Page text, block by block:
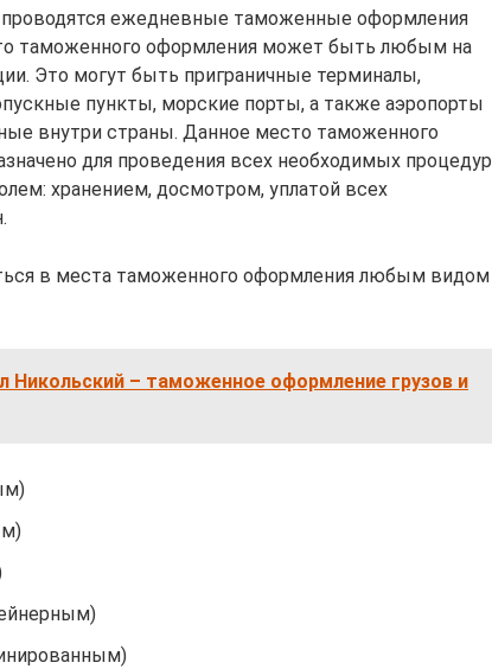
ежедневные таможенные оформления
таможенного оформления может быть любым на
Это могут быть приграничные терминалы,
пункты, морские порты, а также аэропорты
внутри страны. Данное место таможенного
для проведения всех необходимых процедур
хранением, досмотром, уплатой всех
в места таможенного оформления любым видом
Никольский – таможенное оформление грузов и